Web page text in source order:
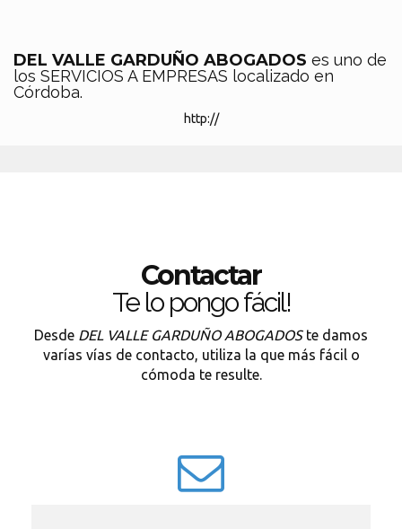
DEL VALLE GARDUÑO ABOGADOS es uno de
los SERVICIOS A EMPRESAS localizado en
Córdoba.
http://
Contactar
Te lo pongo fácil!
Desde DEL VALLE GARDUÑO ABOGADOSte damos
varías vías de contacto, utiliza la que más fácil o
cómoda te resulte.